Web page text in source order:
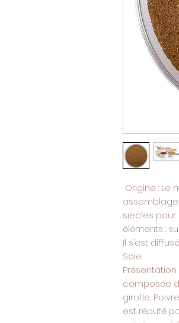
Origine : Le
siècles pour
éléments :
Il s’est
Soie.
composée
girofle,
est réputé